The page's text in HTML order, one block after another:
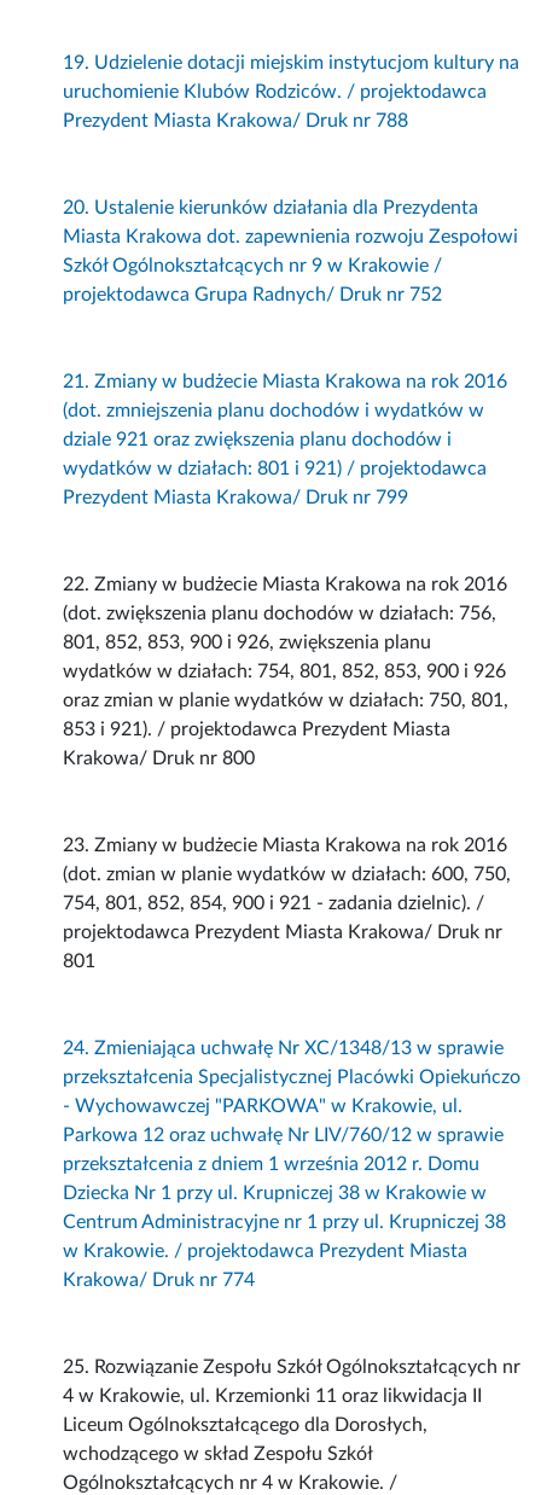
19. Udzielenie dotacji miejskim instytucjom kultury na
uruchomienie Klubów Rodziców. / projektodawca
Prezydent Miasta Krakowa/ Druk nr 788
20. Ustalenie kierunków działania dla Prezydenta
Miasta Krakowa dot. zapewnienia rozwoju Zespołowi
Szkół Ogólnokształcących nr 9 w Krakowie /
projektodawca Grupa Radnych/ Druk nr 752
21. Zmiany w budżecie Miasta Krakowa na rok 2016
(dot. zmniejszenia planu dochodów i wydatków w
dziale 921 oraz zwiększenia planu dochodów i
wydatków w działach: 801 i 921) / projektodawca
Prezydent Miasta Krakowa/ Druk nr 799
22. Zmiany w budżecie Miasta Krakowa na rok 2016
(dot. zwiększenia planu dochodów w działach: 756,
801, 852, 853, 900 i 926, zwiększenia planu
wydatków w działach: 754, 801, 852, 853, 900 i 926
oraz zmian w planie wydatków w działach: 750, 801,
853 i 921). / projektodawca Prezydent Miasta
Krakowa/ Druk nr 800
23. Zmiany w budżecie Miasta Krakowa na rok 2016
(dot. zmian w planie wydatków w działach: 600, 750,
754, 801, 852, 854, 900 i 921 - zadania dzielnic). /
projektodawca Prezydent Miasta Krakowa/ Druk nr
801
24. Zmieniająca uchwałę Nr XC/1348/13 w sprawie
przekształcenia Specjalistycznej Placówki Opiekuńczo
- Wychowawczej "PARKOWA" w Krakowie, ul.
Parkowa 12 oraz uchwałę Nr LIV/760/12 w sprawie
przekształcenia z dniem 1 września 2012 r. Domu
Dziecka Nr 1 przy ul. Krupniczej 38 w Krakowie w
Centrum Administracyjne nr 1 przy ul. Krupniczej 38
w Krakowie. / projektodawca Prezydent Miasta
Krakowa/ Druk nr 774
25. Rozwiązanie Zespołu Szkół Ogólnokształcących nr
4 w Krakowie, ul. Krzemionki 11 oraz likwidacja II
Liceum Ogólnokształcącego dla Dorosłych,
wchodzącego w skład Zespołu Szkół
Ogólnokształcących nr 4 w Krakowie. /